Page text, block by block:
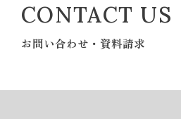
CONTACT US
お問い合わせ・資料請求